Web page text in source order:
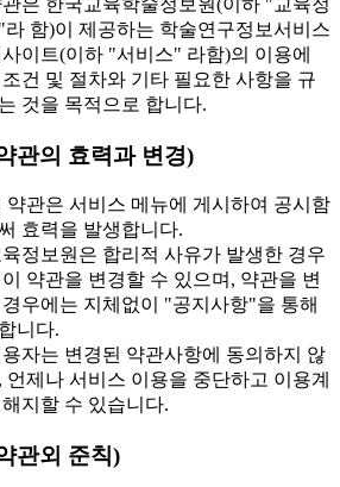
라 함)이 제공하는 학술연구정보서비스
이트(이하 "서비스" 라함)의 이용에
건 및 절차와 기타 필요한 사항을 규
것을 목적으로 합니다.
관의 효력과 변경)
관은 서비스 메뉴에 게시하여 공시함
효력을 발생합니다.
정보원은 합리적 사유가 발생한 경우
약관을 변경할 수 있으며, 약관을 변
우에는 지체없이 "공지사항"을 통해
니다.
자는 변경된 약관사항에 동의하지 않
언제나 서비스 이용을 중단하고 이용계
지할 수 있습니다.
관외 준칙)